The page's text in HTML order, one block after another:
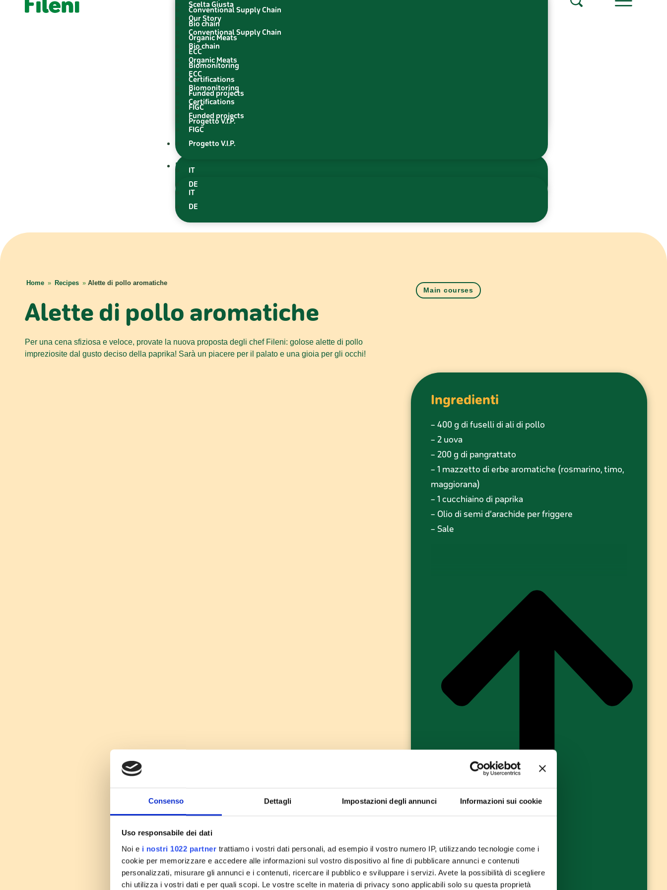
Consenso Dettagli Impostazioni degli annunci Informazioni sui cookie
Uso responsabile dei dati
Noi e i nostri 1022 partner trattiamo i vostri dati personali, ad esempio il vostro numero IP, utilizzando tecnologie come i
cookie per memorizzare e accedere alle informazioni sul vostro dispositivo al fine di pubblicare annunci e contenuti
personalizzati, misurare gli annunci e i contenuti, ricercare il pubblico e sviluppare i servizi. Avete la possibilità di scegliere
chi utilizza i vostri dati e per quali scopi. Le vostre scelte in materia di privacy sono applicabili solo su questa proprietà
Conventional Supply Chain
Bio chain
Organic Meats
ECC
Biomonitoring
Certifications
Funded projects
FIGC
Progetto V.I.P.
EN
IT
DE
Scelta Giusta
Our Story
Conventional Supply Chain
Bio chain
Organic Meats
ECC
Biomonitoring
Certifications
Funded projects
FIGC
Progetto V.I.P.
EN
IT
DE
Home » Recipes » Alette di pollo aromatiche
Alette di pollo aromatiche
Per una cena sfiziosa e veloce, provate la nuova proposta degli chef Fileni: golose alette di pollo
impreziosite dal gusto deciso della paprika! Sarà un piacere per il palato e una gioia per gli occhi!
Main courses
Ingredienti
– 400 g di fuselli di ali di pollo
– 2 uova
– 200 g di pangrattato
– 1 mazzetto di erbe aromatiche (rosmarino, timo,
maggiorana)
– 1 cucchiaino di paprika
– Olio di semi d’arachide per friggere
– Sale